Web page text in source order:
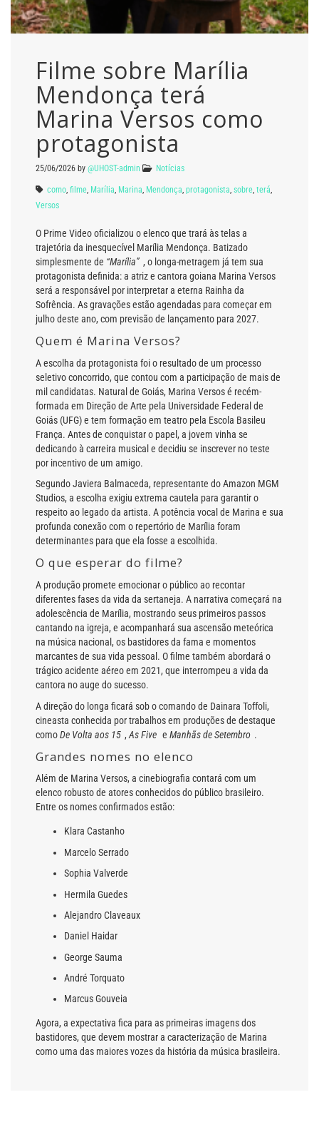
Filme sobre Marília
Mendonça terá
Marina Versos como
protagonista
25/06/2026 by @UHOST-admin Notícias
como, filme, Marília, Marina, Mendonça, protagonista, sobre, terá,
Versos
O Prime Video oficializou o elenco que trará às telas a
trajetória da inesquecível Marília Mendonça. Batizado
simplesmente de “Marília” , o longa-metragem já tem sua
protagonista definida: a atriz e cantora goiana Marina Versos
será a responsável por interpretar a eterna Rainha da
Sofrência. As gravações estão agendadas para começar em
julho deste ano, com previsão de lançamento para 2027.
Quem é Marina Versos?
A escolha da protagonista foi o resultado de um processo
seletivo concorrido, que contou com a participação de mais de
mil candidatas. Natural de Goiás, Marina Versos é recém-
formada em Direção de Arte pela Universidade Federal de
Goiás (UFG) e tem formação em teatro pela Escola Basileu
França. Antes de conquistar o papel, a jovem vinha se
dedicando à carreira musical e decidiu se inscrever no teste
por incentivo de um amigo.
Segundo Javiera Balmaceda, representante do Amazon MGM
Studios, a escolha exigiu extrema cautela para garantir o
respeito ao legado da artista. A potência vocal de Marina e sua
profunda conexão com o repertório de Marília foram
determinantes para que ela fosse a escolhida.
O que esperar do filme?
A produção promete emocionar o público ao recontar
diferentes fases da vida da sertaneja. A narrativa começará na
adolescência de Marília, mostrando seus primeiros passos
cantando na igreja, e acompanhará sua ascensão meteórica
na música nacional, os bastidores da fama e momentos
marcantes de sua vida pessoal. O filme também abordará o
trágico acidente aéreo em 2021, que interrompeu a vida da
cantora no auge do sucesso.
A direção do longa ficará sob o comando de Dainara Toffoli,
cineasta conhecida por trabalhos em produções de destaque
comoDe Volta aos 15 , As Five e Manhãs de Setembro .
Grandes nomes no elenco
Além de Marina Versos, a cinebiografia contará com um
elenco robusto de atores conhecidos do público brasileiro.
Entre os nomes confirmados estão:
Klara Castanho
Marcelo Serrado
Sophia Valverde
Hermila Guedes
Alejandro Claveaux
Daniel Haidar
George Sauma
André Torquato
Marcus Gouveia
Agora, a expectativa fica para as primeiras imagens dos
bastidores, que devem mostrar a caracterização de Marina
como uma das maiores vozes da história da música brasileira.